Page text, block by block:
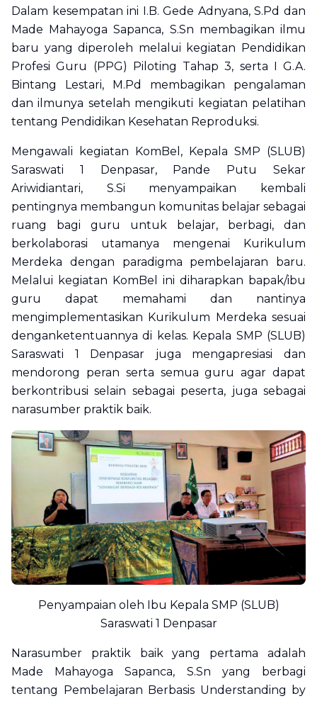
Dalam kesempatan ini I.B. Gede Adnyana, S.Pd dan
Made Mahayoga Sapanca, S.Sn membagikan ilmu
baru yang diperoleh melalui kegiatan Pendidikan
Profesi Guru (PPG) Piloting Tahap 3, serta I G.A.
Bintang Lestari, M.Pd membagikan pengalaman
dan ilmunya setelah mengikuti kegiatan pelatihan
tentang Pendidikan Kesehatan Reproduksi.
Mengawali kegiatan KomBel, Kepala SMP (SLUB)
Saraswati 1 Denpasar, Pande Putu Sekar
Ariwidiantari, S.Si menyampaikan kembali
pentingnya membangun komunitas belajar sebagai
ruang bagi guru untuk belajar, berbagi, dan
berkolaborasi utamanya mengenai Kurikulum
Merdeka dengan paradigma pembelajaran baru.
Melalui kegiatan KomBel ini diharapkan bapak/ibu
guru dapat memahami dan nantinya
mengimplementasikan Kurikulum Merdeka sesuai
denganketentuannya di kelas. Kepala SMP (SLUB)
Saraswati 1 Denpasar juga mengapresiasi dan
mendorong peran serta semua guru agar dapat
berkontribusi selain sebagai peserta, juga sebagai
narasumber praktik baik.
Penyampaian oleh Ibu Kepala SMP (SLUB)
Saraswati 1 Denpasar
Narasumber praktik baik yang pertama adalah
Made Mahayoga Sapanca, S.Sn yang berbagi
tentang Pembelajaran Berbasis Understanding by